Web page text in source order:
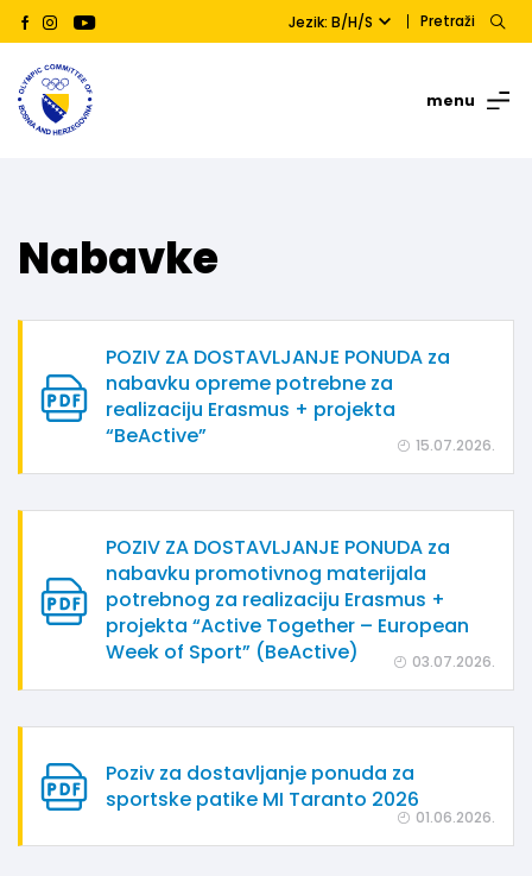
Jezik: B/H/S Pretraži
menu
Nabavke
POZIV ZA DOSTAVLJANJE PONUDA za
nabavku opreme potrebne za
realizaciju Erasmus + projekta
“BeActive”
15.07.2026.
POZIV ZA DOSTAVLJANJE PONUDA za
nabavku promotivnog materijala
potrebnog za realizaciju Erasmus +
projekta “Active Together – European
Week of Sport” (BeActive)
03.07.2026.
Poziv za dostavljanje ponuda za
sportske patike MI Taranto 2026
01.06.2026.